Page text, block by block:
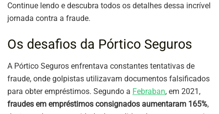
Continue lendo e descubra todos os detalhes dessa incrível
jornada contra a fraude.
Os desafios da Pórtico Seguros
A Pórtico Seguros enfrentava constantes tentativas de
fraude, onde golpistas utilizavam documentos falsificados
para obter empréstimos. Segundo a Febraban, em 2021,
fraudes em empréstimos consignados aumentaram 165%,